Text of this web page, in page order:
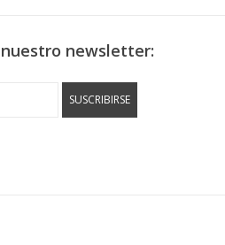
nuestro newsletter:
SUSCRIBIRSE